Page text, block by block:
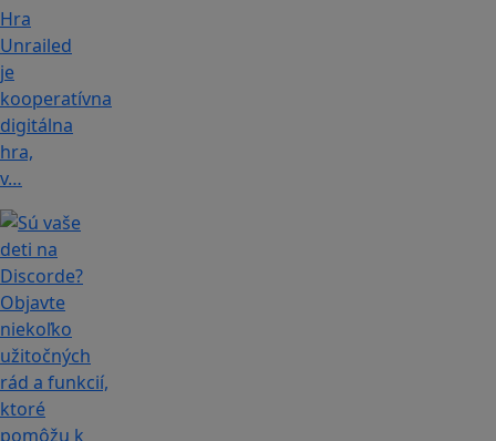
Hra
Unrailed
je
kooperatívna
digitálna
hra,
v…